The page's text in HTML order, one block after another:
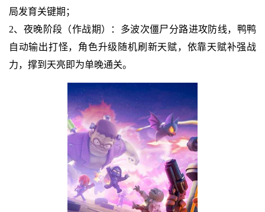
局发育关键期；
2、夜晚阶段（作战期）：多波次僵尸分路进攻防线，鸭鸭
自动输出打怪，角色升级随机刷新天赋，依靠天赋补强战
力，撑到天亮即为单晚通关。